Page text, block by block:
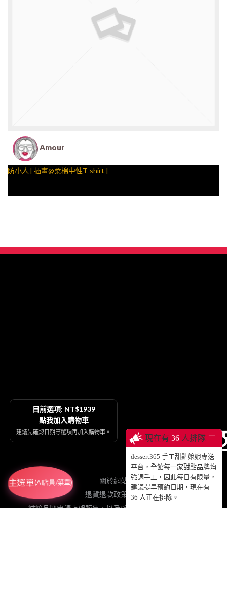
Amour
防小人 [ 插畫@柔棉中性T-shirt ]
現在有 36 人排隊 ─
dessert365 手工甜點娘娘專送
平台，全館每一家甜點品牌均
強調手工，因此每日有限量，
建議提早預約日期，現在有
36 人正在排隊。
關於網站
退貨退款政策契約
烘焙品牌申請上架販售，以及娘娘專送、動蛋糕授權等
目前選項: NT$1939
點我加入購物車
建議先確認日期等選項再加入購物車。
主選單(AI店員/菜單)